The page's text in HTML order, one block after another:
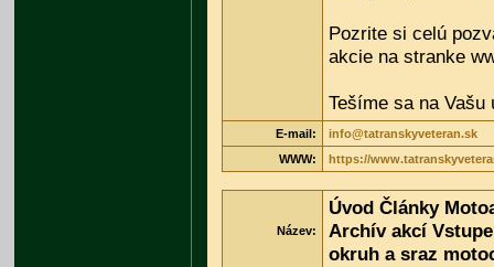
Pozrite si celú
akcie na stranke
Tešíme sa na Vašu
E-mail:
info@tatranskyveteran.sk
WWW:
https://
Název:
Úvod Články
Archív akcí
okruh a sraz